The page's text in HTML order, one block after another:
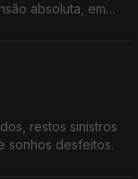
absoluta, em
restos sinistros
sonhos desfeitos.